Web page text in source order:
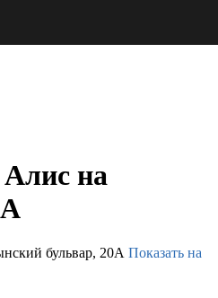
на
бульвар, 20А Показать на